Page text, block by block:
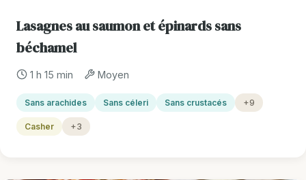
Lasagnes au saumon et épinards sans
béchamel
1 h 15 min Moyen
Sans arachides Sans céleri Sans crustacés +9
Casher +3